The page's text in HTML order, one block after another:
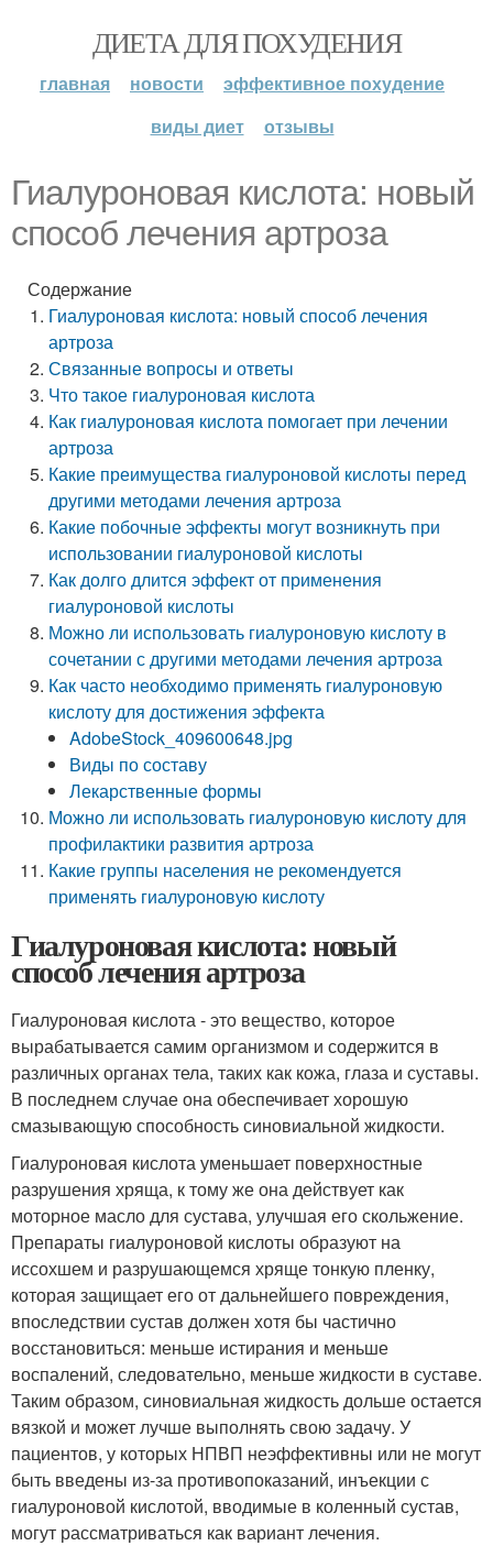
ДИЕТА ДЛЯ ПОХУДЕНИЯ
главная новости
эффективное похудение
виды диет
отзывы
Гиалуроновая кислота: новый
способ лечения артроза
Содержание
Гиалуроновая кислота: новый способ лечения
артроза
Связанные вопросы и ответы
Что такое гиалуроновая кислота
Как гиалуроновая кислота помогает при лечении
артроза
Какие преимущества гиалуроновой кислоты перед
другими методами лечения артроза
Какие побочные эффекты могут возникнуть при
использовании гиалуроновой кислоты
Как долго длится эффект от применения
гиалуроновой кислоты
Можно ли использовать гиалуроновую кислоту в
сочетании с другими методами лечения артроза
Как часто необходимо применять гиалуроновую
кислоту для достижения эффекта
AdobeStock_409600648.jpg
Виды по составу
Лекарственные формы
Можно ли использовать гиалуроновую кислоту для
профилактики развития артроза
Какие группы населения не рекомендуется
применять гиалуроновую кислоту
Гиалуроновая кислота: новый
способ лечения артроза
Гиалуроновая кислота - это вещество, которое
вырабатывается самим организмом и содержится в
различных органах тела, таких как кожа, глаза и суставы.
В последнем случае она обеспечивает хорошую
смазывающую способность синовиальной жидкости.
Гиалуроновая кислота уменьшает поверхностные
разрушения хряща, к тому же она действует как
моторное масло для сустава, улучшая его скольжение.
Препараты гиалуроновой кислоты образуют на
иссохшем и разрушающемся хряще тонкую пленку,
которая защищает его от дальнейшего повреждения,
впоследствии сустав должен хотя бы частично
восстановиться: меньше истирания и меньше
воспалений, следовательно, меньше жидкости в суставе.
Таким образом, синовиальная жидкость дольше остается
вязкой и может лучше выполнять свою задачу. У
пациентов, у которых НПВП неэффективны или не могут
быть введены из-за противопоказаний, инъекции с
гиалуроновой кислотой, вводимые в коленный сустав,
могут рассматриваться как вариант лечения.